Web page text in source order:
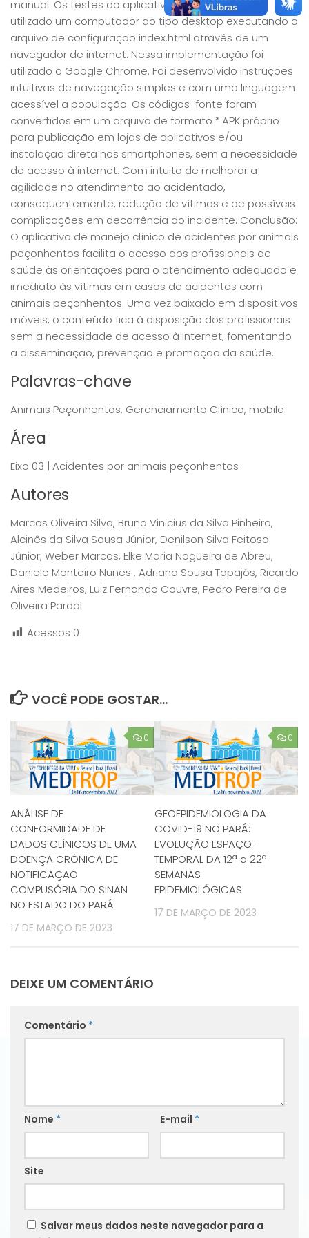
manual. Os testes do aplicativo foram realizados
utilizado um computador do tipo desktop executando o
arquivo de configuração index.html através de um
navegador de internet. Nessa implementação foi
utilizado o Google Chrome. Foi desenvolvido instruções
intuitivas de navegação simples e com uma linguagem
acessível a população. Os códigos-fonte foram
convertidos em um arquivo de formato *.APK próprio
para publicação em lojas de aplicativos e/ou
instalação direta nos smartphones, sem a necessidade
de acesso à internet. Com intuito de melhorar a
agilidade no atendimento ao acidentado,
consequentemente, redução de vítimas e de possíveis
complicações em decorrência do incidente. Conclusão:
O aplicativo de manejo clínico de acidentes por animais
peçonhentos facilita o acesso dos profissionais de
saúde às orientações para o atendimento adequado e
imediato às vítimas em casos de acidentes com
animais peçonhentos. Uma vez baixado em dispositivos
móveis, o conteúdo fica à disposição dos profissionais
sem a necessidade de acesso à internet, fomentando
a disseminação, prevenção e promoção da saúde.
Palavras-chave
Animais Peçonhentos, Gerenciamento Clínico, mobile
Área
Eixo 03 | Acidentes por animais peçonhentos
Autores
Marcos Oliveira Silva, Bruno Vinicius da Silva Pinheiro,
Alcinês da Silva Sousa Júnior, Denilson Silva Feitosa
Júnior, Weber Marcos, Elke Maria Nogueira de Abreu,
Daniele Monteiro Nunes , Adriana Sousa Tapajós, Ricardo
Aires Medeiros, Luiz Fernando Couvre, Pedro Pereira de
Oliveira Pardal
Acessos 0
VOCÊ PODE GOSTAR...
0
ANÁLISE DE
CONFORMIDADE DE
DADOS CLÍNICOS DE UMA
DOENÇA CRÔNICA DE
NOTIFICAÇÃO
COMPUSÓRIA DO SINAN
NO ESTADO DO PARÁ
17 DE MARÇO DE 2023
0
GEOEPIDEMIOLOGIA DA
COVID-19 NO PARÁ:
EVOLUÇÃO ESPAÇO-
TEMPORAL DA 12ª a 22ª
SEMANAS
EPIDEMIOLÓGICAS
17 DE MARÇO DE 2023
DEIXE UM COMENTÁRIO
Comentário *
Nome * E-mail *
Site
Salvar meus dados neste navegador para a